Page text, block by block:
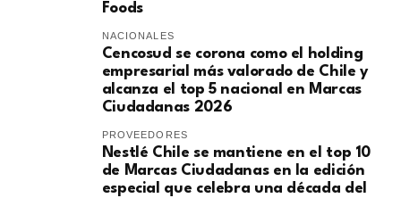
Foods
NACIONALES
Cencosud se corona como el holding
empresarial más valorado de Chile y
alcanza el top 5 nacional en Marcas
Ciudadanas 2026
PROVEEDORES
Nestlé Chile se mantiene en el top 10
de Marcas Ciudadanas en la edición
especial que celebra una década del